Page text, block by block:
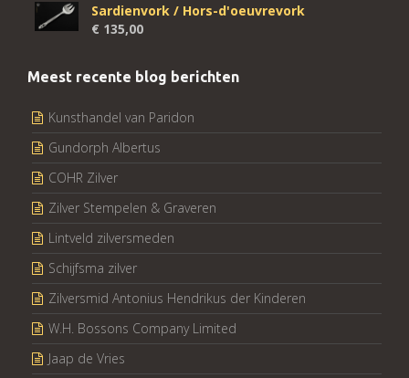
Sardienvork / Hors-d'oeuvrevork
€ 135,00
Meest recente blog berichten
Kunsthandel van Paridon
Gundorph Albertus
COHR Zilver
Zilver Stempelen & Graveren
Lintveld zilversmeden
Schijfsma zilver
Zilversmid Antonius Hendrikus der Kinderen
W.H. Bossons Company Limited
Jaap de Vries